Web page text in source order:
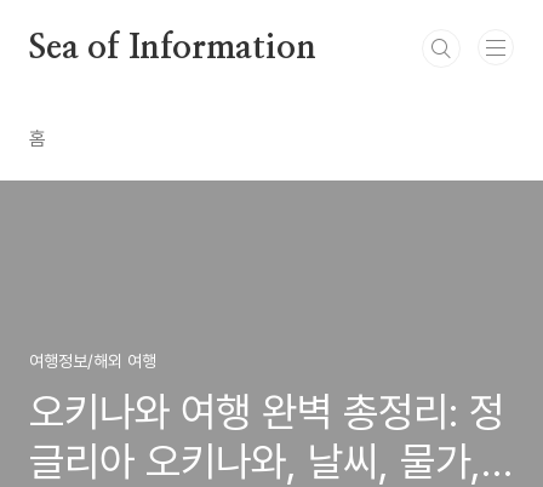
Sea of Information
홈
여행정보/해외 여행
오키나와 여행 완벽 총정리: 정
글리아 오키나와, 날씨, 물가,